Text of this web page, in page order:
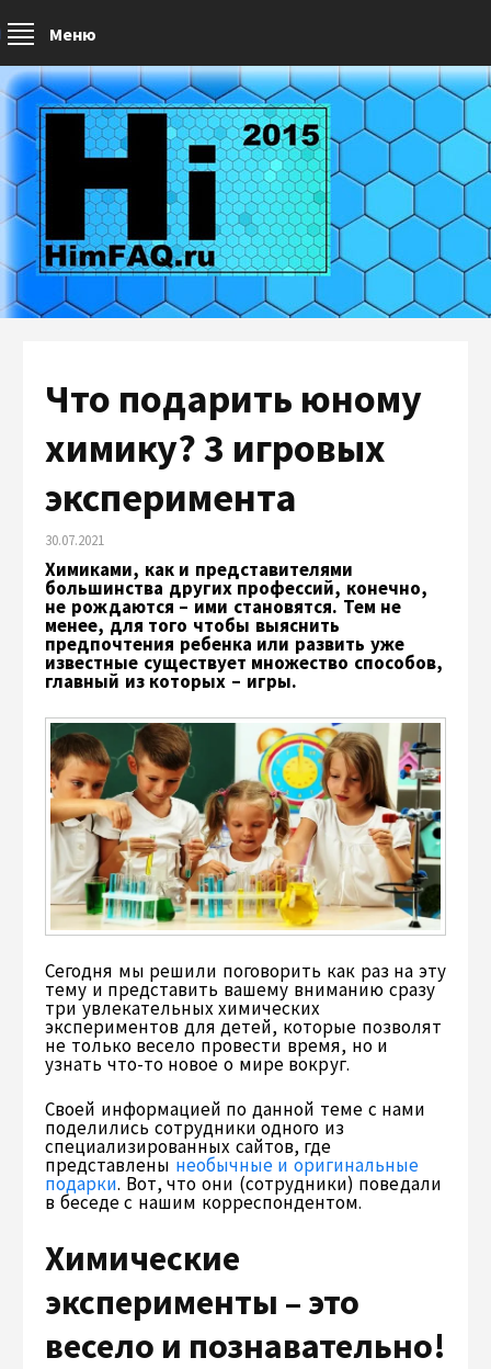
Меню
Что подарить юному
химику? 3 игровых
эксперимента
30.07.2021
Химиками, как и представителями
большинства других профессий, конечно,
не рождаются – ими становятся. Тем не
менее, для того чтобы выяснить
предпочтения ребенка или развить уже
известные существует множество способов,
главный из которых – игры.
Сегодня мы решили поговорить как раз на эту
тему и представить вашему вниманию сразу
три увлекательных химических
экспериментов для детей, которые позволят
не только весело провести время, но и
узнать что-то новое о мире вокруг.
Своей информацией по данной теме с нами
поделились сотрудники одного из
специализированных сайтов, где
представлены необычные и оригинальные
подарки. Вот, что они (сотрудники) поведали
в беседе с нашим корреспондентом.
Химические
эксперименты – это
весело и познавательно!